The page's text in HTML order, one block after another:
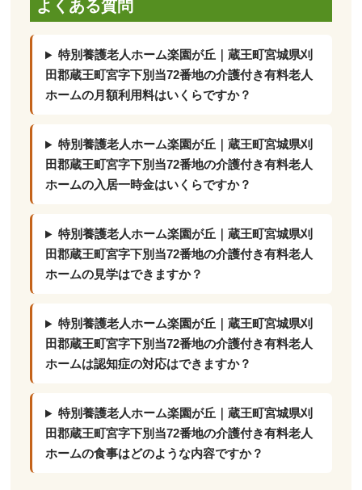
よくある質問
特別養護老人ホーム楽園が丘｜蔵王町宮城県刈
田郡蔵王町宮字下別当72番地の介護付き有料老人
ホームの月額利用料はいくらですか？
特別養護老人ホーム楽園が丘｜蔵王町宮城県刈
田郡蔵王町宮字下別当72番地の介護付き有料老人
ホームの入居一時金はいくらですか？
特別養護老人ホーム楽園が丘｜蔵王町宮城県刈
田郡蔵王町宮字下別当72番地の介護付き有料老人
ホームの見学はできますか？
特別養護老人ホーム楽園が丘｜蔵王町宮城県刈
田郡蔵王町宮字下別当72番地の介護付き有料老人
ホームは認知症の対応はできますか？
特別養護老人ホーム楽園が丘｜蔵王町宮城県刈
田郡蔵王町宮字下別当72番地の介護付き有料老人
ホームの食事はどのような内容ですか？